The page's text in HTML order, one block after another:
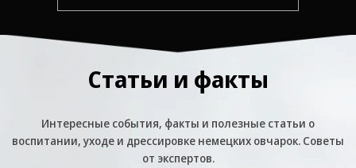
Статьи и факты
Интересные события, факты и полезные статьи о
воспитании, уходе и дрессировке немецких овчарок. Советы
от экспертов.